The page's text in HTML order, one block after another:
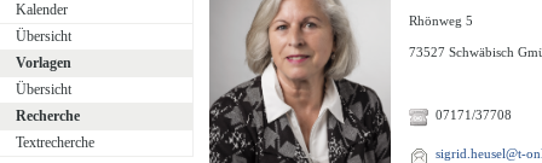
Kalender
Übersicht
Vorlagen
Übersicht
Recherche
Textrecherche
Rhönweg 5
73527 Schwäbisch
07171/37708
sigrid.heusel@t-